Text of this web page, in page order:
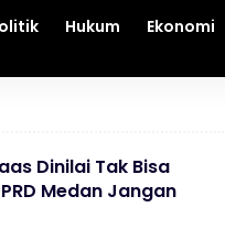
Hukum Ekonomi
Dinilai Tak Bisa
Medan Jangan